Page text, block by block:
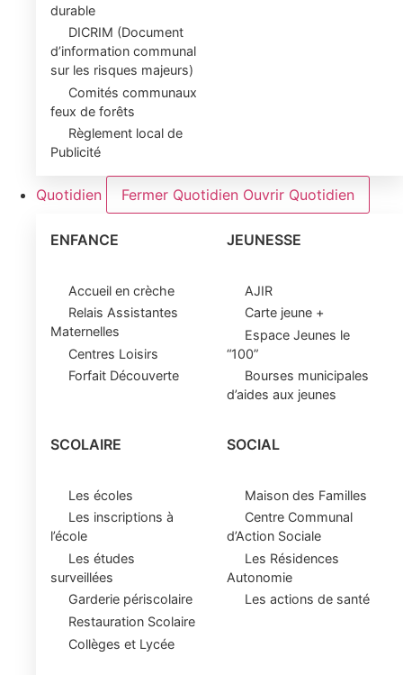
durable
DICRIM (Document
d’information communal
sur les risques majeurs)
Comités communaux
feux de forêts
Règlement local de
Publicité
Quotidien Fermer Quotidien Ouvrir Quotidien
ENFANCE
Accueil en crèche
Relais Assistantes
Maternelles
Centres Loisirs
Forfait Découverte
JEUNESSE
AJIR
Carte jeune +
Espace Jeunes le
“100”
Bourses municipales
d’aides aux jeunes
SCOLAIRE
Les écoles
Les inscriptions à
l’école
Les études
surveillées
Garderie périscolaire
Restauration Scolaire
Collèges et Lycée
SOCIAL
Maison des Familles
Centre Communal
d’Action Sociale
Les Résidences
Autonomie
Les actions de santé